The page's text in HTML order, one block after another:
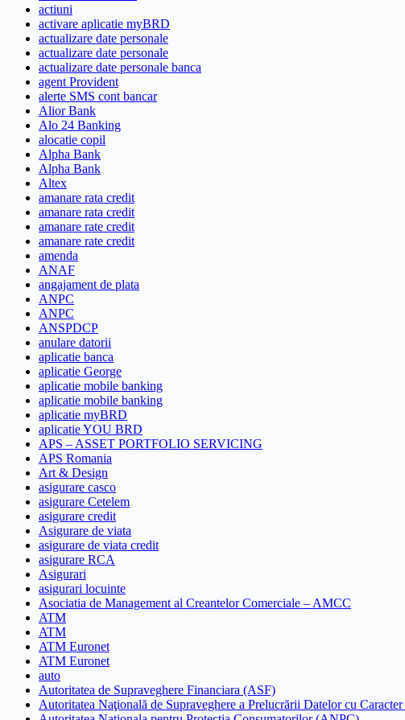
actiuni
activare aplicatie myBRD
actualizare date personale
actualizare date personale
actualizare date personale banca
agent Provident
alerte SMS cont bancar
Alior Bank
Alo 24 Banking
alocatie copil
Alpha Bank
Alpha Bank
Altex
amanare rata credit
amanare rata credit
amanare rate credit
amanare rate credit
amenda
ANAF
angajament de plata
ANPC
ANPC
ANSPDCP
anulare datorii
aplicatie banca
aplicatie George
aplicatie mobile banking
aplicatie mobile banking
aplicatie myBRD
aplicatie YOU BRD
APS – ASSET PORTFOLIO SERVICING
APS Romania
Art & Design
asigurare casco
asigurare Cetelem
asigurare credit
Asigurare de viata
asigurare de viata credit
asigurare RCA
Asigurari
asigurari locuinte
Asociatia de Management al Creantelor Comerciale – AMCC
ATM
ATM
ATM Euronet
ATM Euronet
auto
Autoritatea de Supraveghere Financiara (ASF)
Autoritatea Naţională de Supraveghere a Prelucrării Datelor cu Caracter